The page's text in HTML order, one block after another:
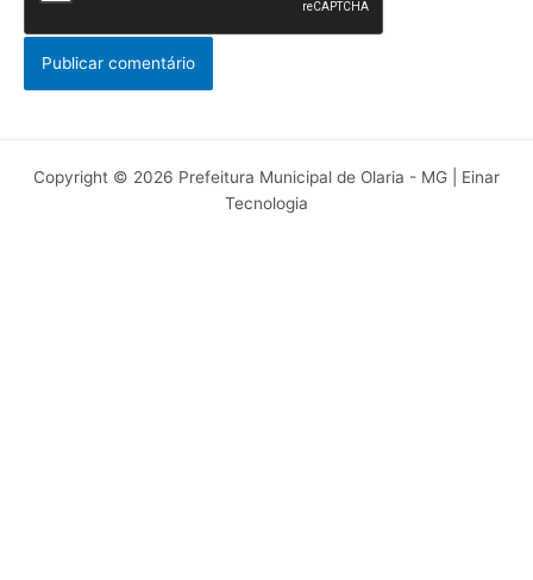
Copyright © 2026 Prefeitura Municipal de Olaria - MG | Einar
Tecnologia